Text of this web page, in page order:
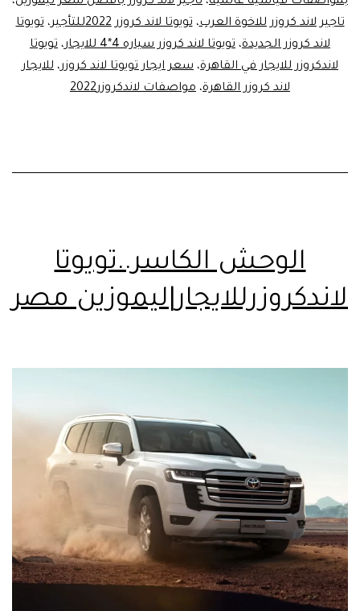
تاجير لاند كروزر للاخوة العرب،تويوتا لاند كروزر 2022للتأجير ،تويوتا
لاند كروزر الجديدة، تويوتا لاند كروزر سياره 4*4 للايجار ، تويوتا
لاندكروزر للايجار في القاهرة، سعر ايجار تويوتا لاند كروزر، للايجار
لاند كروزر القاهرة، مواصفات لاندكروزر2022
الوحش الكاسر..تويوتا
لاندكروزرللايجار|ليموزين مصر